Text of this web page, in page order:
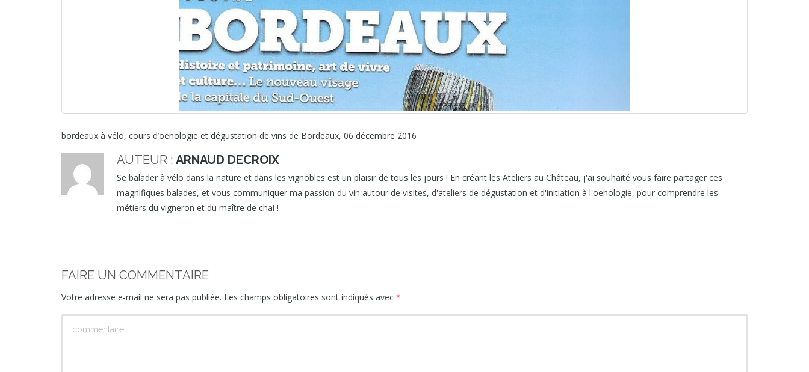
bordeaux à vélo, cours d’oenologie et dégustation de vins de Bordeaux, 06 décembre 2016
AUTEUR : ARNAUD DECROIX
Se balader à vélo dans la nature et dans les vignobles est un plaisir de tous les jours ! En créant les Ateliers au Château, j'ai souhaité vous faire partager ces
magnifiques balades, et vous communiquer ma passion du vin autour de visites, d'ateliers de dégustation et d'initiation à l'oenologie, pour comprendre les
métiers du vigneron et du maître de chai !
FAIRE UN COMMENTAIRE
Votre adresse e-mail ne sera pas publiée. Les champs obligatoires sont indiqués avec *